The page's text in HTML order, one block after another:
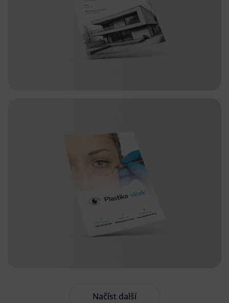
Načíst další